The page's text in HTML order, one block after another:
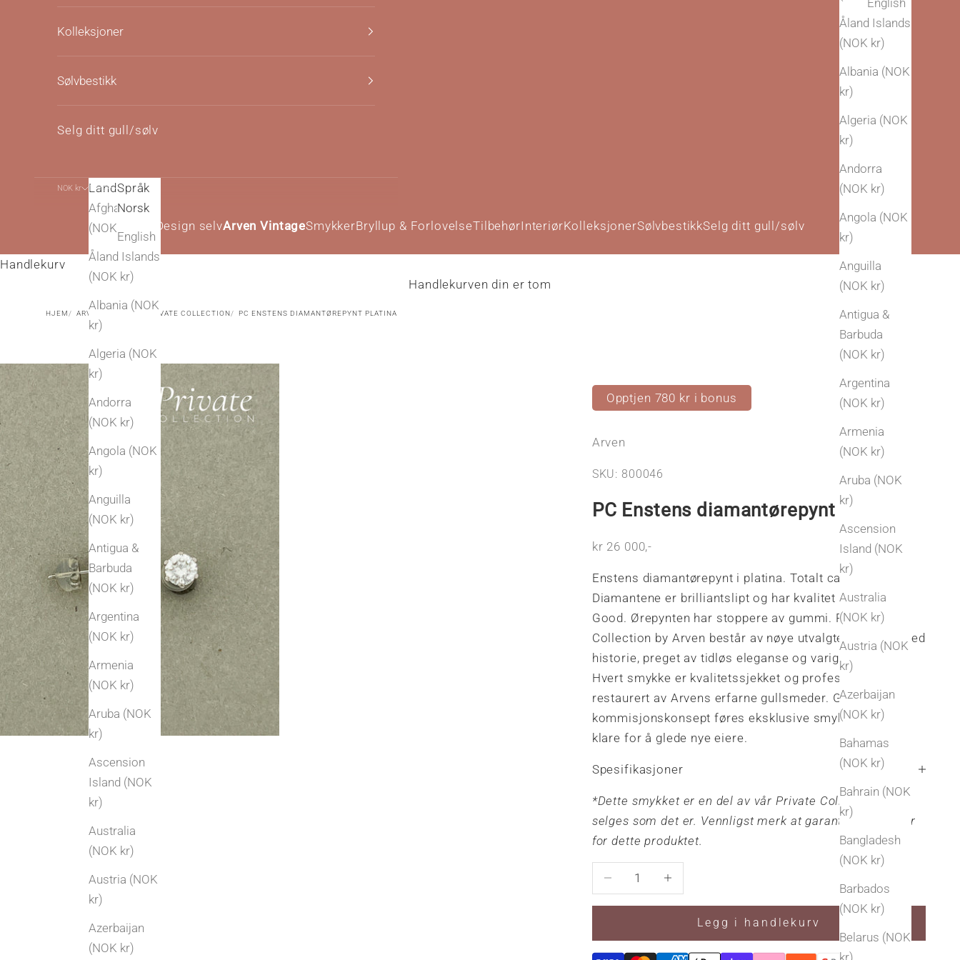
Design selvArven VintageSmykkerBryllup & ForlovelseTilbehørInteriørKolleksjonerSølvbestikkSelg ditt gull/sølv
Åland Islands
(NOK kr)
Albania (NOK
kr)
Algeria (NOK
kr)
Andorra
(NOK kr)
Angola (NOK
kr)
Anguilla
(NOK kr)
Antigua &
Barbuda
(NOK kr)
Argentina
(NOK kr)
Armenia
(NOK kr)
Aruba (NOK
kr)
Ascension
Island (NOK
kr)
Australia
(NOK kr)
Austria (NOK
kr)
Azerbaijan
(NOK kr)
Bahamas
(NOK kr)
Bahrain (NOK
kr)
Bangladesh
(NOK kr)
Barbados
(NOK kr)
Belarus (NOK
English
Kolleksjoner
Sølvbestikk
Selg ditt gull/sølv
NOK kr
Land
Afghanistan
Åland Islands
(NOK kr)
Albania (NOK
kr)
Algeria (NOK
kr)
Andorra
(NOK kr)
Angola (NOK
kr)
Anguilla
(NOK kr)
Antigua &
Barbuda
(NOK kr)
Argentina
(NOK kr)
Armenia
(NOK kr)
Aruba (NOK
kr)
Ascension
Island (NOK
kr)
Australia
(NOK kr)
Austria (NOK
kr)
Azerbaijan
(NOK kr)
Norsk
Språk
Norsk
English
Handlekurv
Handlekurven din er tom
HJEM ARVEN VINTAGE PRIVATE COLLECTION PC ENSTENS DIAMANTØREPYNT PLATINA
Opptjen 780 kr i bonus
Arven
SKU: 800046
PC Enstens diamantørepynt platina
Salgspris
kr 26 000,-
Enstens diamantørepynt i platina. Totalt ca 1,06ct.
Diamantene er brilliantslipt og har kvalitet H / SI2 /
Good. Ørepynten har stoppere av gummi. Private
Collection by Arven består av nøye utvalgte smykker med
historie, preget av tidløs eleganse og varig håndverk.
Hvert smykke er kvalitetssjekket og profesjonelt
restaurert av Arvens erfarne gullsmeder. Gjennom vårt
kommisjonskonsept føres eksklusive smykker videre,
klare for å glede nye eiere.
Spesifikasjoner
*Dette smykket er en del av vår Private Collection og
selges som det er. Vennligst merk at garanti ikke gjelder
for dette produktet.
Reduser antallØk antall
Legg i handlekurv